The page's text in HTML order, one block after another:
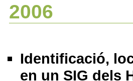
2006
Identificació,
en un SIG dels